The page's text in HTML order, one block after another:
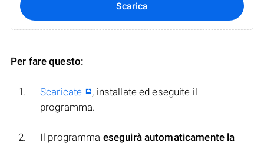
Scarica
Per fare questo:
Scaricate
, installate ed eseguite il
programma.
Il programma eseguirà automaticamente la